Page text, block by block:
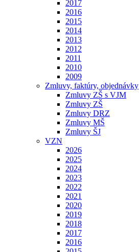
2017
2016
2015
2014
2013
2012
2011
2010
2009
Zmluvy, faktúry, objednávky
Zmluvy ZŠ s VJM
Zmluvy ZŠ
Zmluvy DRZ
Zmluvy MŠ
Zmluvy ŠJ
VZN
2026
2025
2024
2023
2022
2021
2020
2019
2018
2017
2016